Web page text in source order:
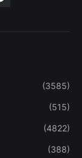
(3585)
(515)
(4822)
(388)